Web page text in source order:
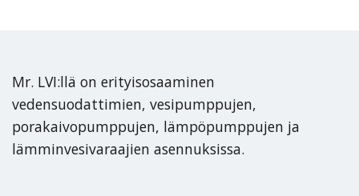
Mr. LVI:llä on erityisosaaminen
vedensuodattimien, vesipumppujen,
porakaivopumppujen, lämpöpumppujen ja
lämminvesivaraajien asennuksissa.